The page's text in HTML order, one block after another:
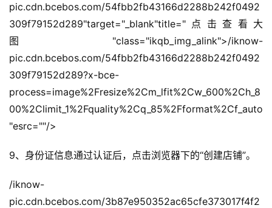
观
察
电
商
运
营
播
货
pic.cdn.bcebos.com/54fbb2fb43166d2288b242f0492
309f79152d289"target="_blank"title="点击查看大
图"class="ikqb_img_alink">/iknow-
pic.cdn.bcebos.com/54fbb2fb43166d2288b242f0492
309f79152d289?x-bce-
process=image%2Fresize%2Cm_lfit%2Cw_600%2Ch_8
00%2Climit_1%2Fquality%2Cq_85%2Fformat%2Cf_auto
"esrc=""/>
9、身份证信息通过认证后，点击浏览器下的“创建店铺”。
/iknow-
pic.cdn.bcebos.com/3b87e950352ac65cfe373017f4f2